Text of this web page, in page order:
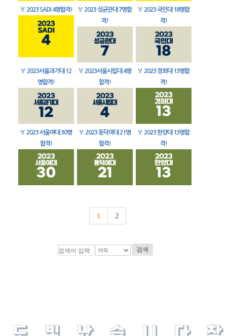
🏅 2023 SADI 4명합격! 🏅 2023 성균관대 7명합
격!
🏅 2023 국민대 18명합
격!
🏅 2023서울과기대 12
명합격!
🏅 2023서울시립대 4명
합격!
🏅 2023 경희대 13명합
격!
🏅 2023 서울여대 30명
합격!
🏅 2023 동덕여대 21명
합격!
🏅 2023 한양대 13명합
격!
1 2
검색